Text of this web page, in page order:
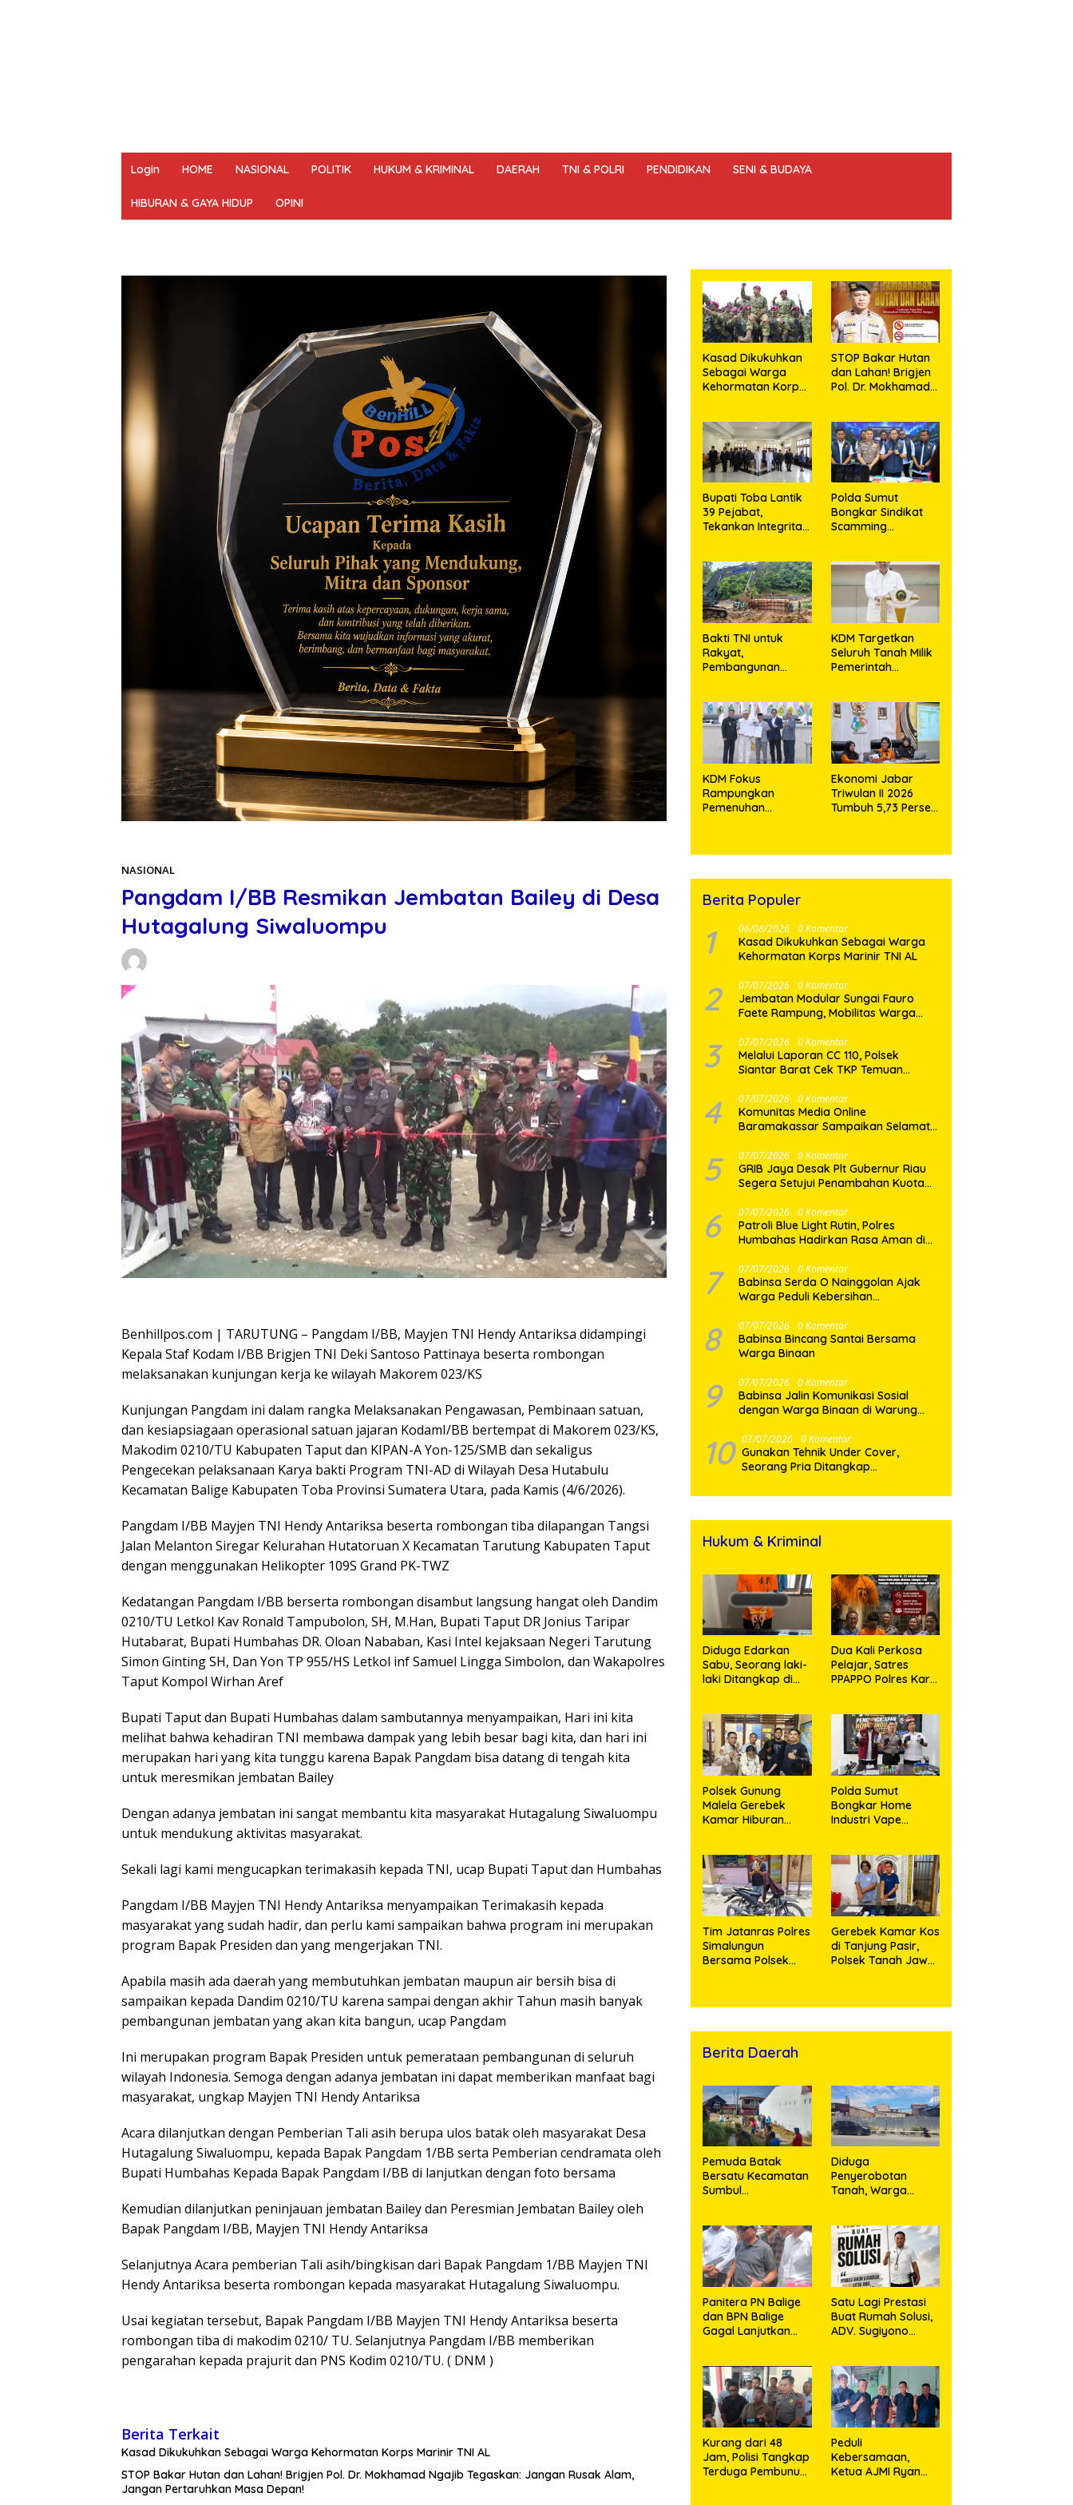
Login HOME NASIONAL POLITIK HUKUM & KRIMINAL DAERAH TNI & POLRI PENDIDIKAN SENI & BUDAYA
HIBURAN & GAYA HIDUP OPINI
NASIONAL
Pangdam I/BB Resmikan Jembatan Bailey di Desa
Hutagalung Siwaluompu
Benhillpos.com | TARUTUNG – Pangdam I/BB, Mayjen TNI Hendy Antariksa didampingi
Kepala Staf Kodam I/BB Brigjen TNI Deki Santoso Pattinaya beserta rombongan
melaksanakan kunjungan kerja ke wilayah Makorem 023/KS
Kunjungan Pangdam ini dalam rangka Melaksanakan Pengawasan, Pembinaan satuan,
dan kesiapsiagaan operasional satuan jajaran KodamI/BB bertempat di Makorem 023/KS,
Makodim 0210/TU Kabupaten Taput dan KIPAN-A Yon-125/SMB dan sekaligus
Pengecekan pelaksanaan Karya bakti Program TNI-AD di Wilayah Desa Hutabulu
Kecamatan Balige Kabupaten Toba Provinsi Sumatera Utara, pada Kamis (4/6/2026).
Pangdam I/BB Mayjen TNI Hendy Antariksa beserta rombongan tiba dilapangan Tangsi
Jalan Melanton Siregar Kelurahan Hutatoruan X Kecamatan Tarutung Kabupaten Taput
dengan menggunakan Helikopter 109S Grand PK-TWZ
Kedatangan Pangdam I/BB berserta rombongan disambut langsung hangat oleh Dandim
0210/TU Letkol Kav Ronald Tampubolon, SH, M.Han, Bupati Taput DR Jonius Taripar
Hutabarat, Bupati Humbahas DR. Oloan Nababan, Kasi Intel kejaksaan Negeri Tarutung
Simon Ginting SH, Dan Yon TP 955/HS Letkol inf Samuel Lingga Simbolon, dan Wakapolres
Taput Kompol Wirhan Aref
Bupati Taput dan Bupati Humbahas dalam sambutannya menyampaikan, Hari ini kita
melihat bahwa kehadiran TNI membawa dampak yang lebih besar bagi kita, dan hari ini
merupakan hari yang kita tunggu karena Bapak Pangdam bisa datang di tengah kita
untuk meresmikan jembatan Bailey
Dengan adanya jembatan ini sangat membantu kita masyarakat Hutagalung Siwaluompu
untuk mendukung aktivitas masyarakat.
Sekali lagi kami mengucapkan terimakasih kepada TNI, ucap Bupati Taput dan Humbahas
Pangdam I/BB Mayjen TNI Hendy Antariksa menyampaikan Terimakasih kepada
masyarakat yang sudah hadir, dan perlu kami sampaikan bahwa program ini merupakan
program Bapak Presiden dan yang mengerjakan TNI.
Apabila masih ada daerah yang membutuhkan jembatan maupun air bersih bisa di
sampaikan kepada Dandim 0210/TU karena sampai dengan akhir Tahun masih banyak
pembangunan jembatan yang akan kita bangun, ucap Pangdam
Ini merupakan program Bapak Presiden untuk pemerataan pembangunan di seluruh
wilayah Indonesia. Semoga dengan adanya jembatan ini dapat memberikan manfaat bagi
masyarakat, ungkap Mayjen TNI Hendy Antariksa
Acara dilanjutkan dengan Pemberian Tali asih berupa ulos batak oleh masyarakat Desa
Hutagalung Siwaluompu, kepada Bapak Pangdam 1/BB serta Pemberian cendramata oleh
Bupati Humbahas Kepada Bapak Pangdam I/BB di lanjutkan dengan foto bersama
Kemudian dilanjutkan peninjauan jembatan Bailey dan Peresmian Jembatan Bailey oleh
Bapak Pangdam I/BB, Mayjen TNI Hendy Antariksa
Selanjutnya Acara pemberian Tali asih/bingkisan dari Bapak Pangdam 1/BB Mayjen TNI
Hendy Antariksa beserta rombongan kepada masyarakat Hutagalung Siwaluompu.
Usai kegiatan tersebut, Bapak Pangdam I/BB Mayjen TNI Hendy Antariksa beserta
rombongan tiba di makodim 0210/ TU. Selanjutnya Pangdam I/BB memberikan
pengarahan kepada prajurit dan PNS Kodim 0210/TU. ( DNM )
Berita Terkait
Kasad Dikukuhkan Sebagai Warga Kehormatan Korps Marinir TNI AL
STOP Bakar Hutan dan Lahan! Brigjen Pol. Dr. Mokhamad Ngajib Tegaskan: Jangan Rusak Alam,
Jangan Pertaruhkan Masa Depan!
Kasad Dikukuhkan
Sebagai Warga
Kehormatan Korps
STOP Bakar Hutan
dan Lahan! Brigjen
Pol. Dr. Mokhamad
Alam, Jangan
Pertaruhkan Masa
Depan!
Bupati Toba Lantik
39 Pejabat,
Tekankan Integritas
Polda Sumut
Bongkar Sindikat
Scamming
Korban Rugi Rp6,7
Miliar
Bakti TNI untuk
Rakyat,
Pembangunan
Masuki Tahap
Pengecoran
Abutmen
KDM Targetkan
Seluruh Tanah Milik
Pemerintah
ke Depan
KDM Fokus
Rampungkan
Pemenuhan
Ekonomi Jabar
Triwulan II 2026
Tumbuh 5,73 Persen,
Berita Populer
1 06/08/2026 0 Komentar
Kasad Dikukuhkan Sebagai Warga
Kehormatan Korps Marinir TNI AL
2 07/07/2026 0 Komentar
Jembatan Modular Sungai Fauro
Faete Rampung, Mobilitas Warga
3 07/07/2026 0 Komentar
Melalui Laporan CC 110, Polsek
Siantar Barat Cek TKP Temuan
4 07/07/2026 0 Komentar
Komunitas Media Online
Baramakassar Sampaikan Selamat
Sulaiman atas Amanah Jabatan
Baru
5 07/07/2026 0 Komentar
GRIB Jaya Desak Plt Gubernur Riau
Segera Setujui Penambahan Kuota
Tertampung
6 07/07/2026 0 Komentar
Patroli Blue Light Rutin, Polres
Humbahas Hadirkan Rasa Aman di
7 07/07/2026 0 Komentar
Babinsa Serda O Nainggolan Ajak
Warga Peduli Kebersihan
8 07/07/2026 0 Komentar
Babinsa Bincang Santai Bersama
Warga Binaan
9 07/07/2026 0 Komentar
Babinsa Jalin Komunikasi Sosial
dengan Warga Binaan di Warung
10 07/07/2026 0 Komentar
Gunakan Tehnik Under Cover,
Seorang Pria Ditangkap
Barang Buktinya ‎
Hukum & Kriminal
Diduga Edarkan
Sabu, Seorang laki-
laki Ditangkap di
Timbangan Digital
dan Puluhan Plastik
Klip
Dua Kali Perkosa
Pelajar, Satres
PPAPPO Polres Karo
Polsek Gunung
Malela Gerebek
Kamar Hiburan
Penikmat Sabu
Menangis Saat
Diringkus
Polda Sumut
Bongkar Home
Industri Vape
Baku Diduga
Dipasok dari
Kamboja
Tim Jatanras Polres
Simalungun
Bersama Polsek
Tersangka
Gerebek Kamar Kos
di Tanjung Pasir,
Polsek Tanah Jawa
Berita Daerah
Pemuda Batak
Bersatu Kecamatan
Sumbul
Pembersihan
Massal Sambut HUT
Korem 023/KS dan
HUT Ke-81
Kemerdekaan RI
Diduga
Penyerobotan
Tanah, Warga
Memperjuangkan
Hak Kepemilikan
Panitera PN Balige
dan BPN Balige
Gagal Lanjutkan
Sebut Objek Salah
Lokasi
Satu Lagi Prestasi
Buat Rumah Solusi,
ADV. Sugiyono
Kurang dari 48
Jam, Polisi Tangkap
Terduga Pembunuh
Peduli
Kebersamaan,
Ketua AJMI Ryan